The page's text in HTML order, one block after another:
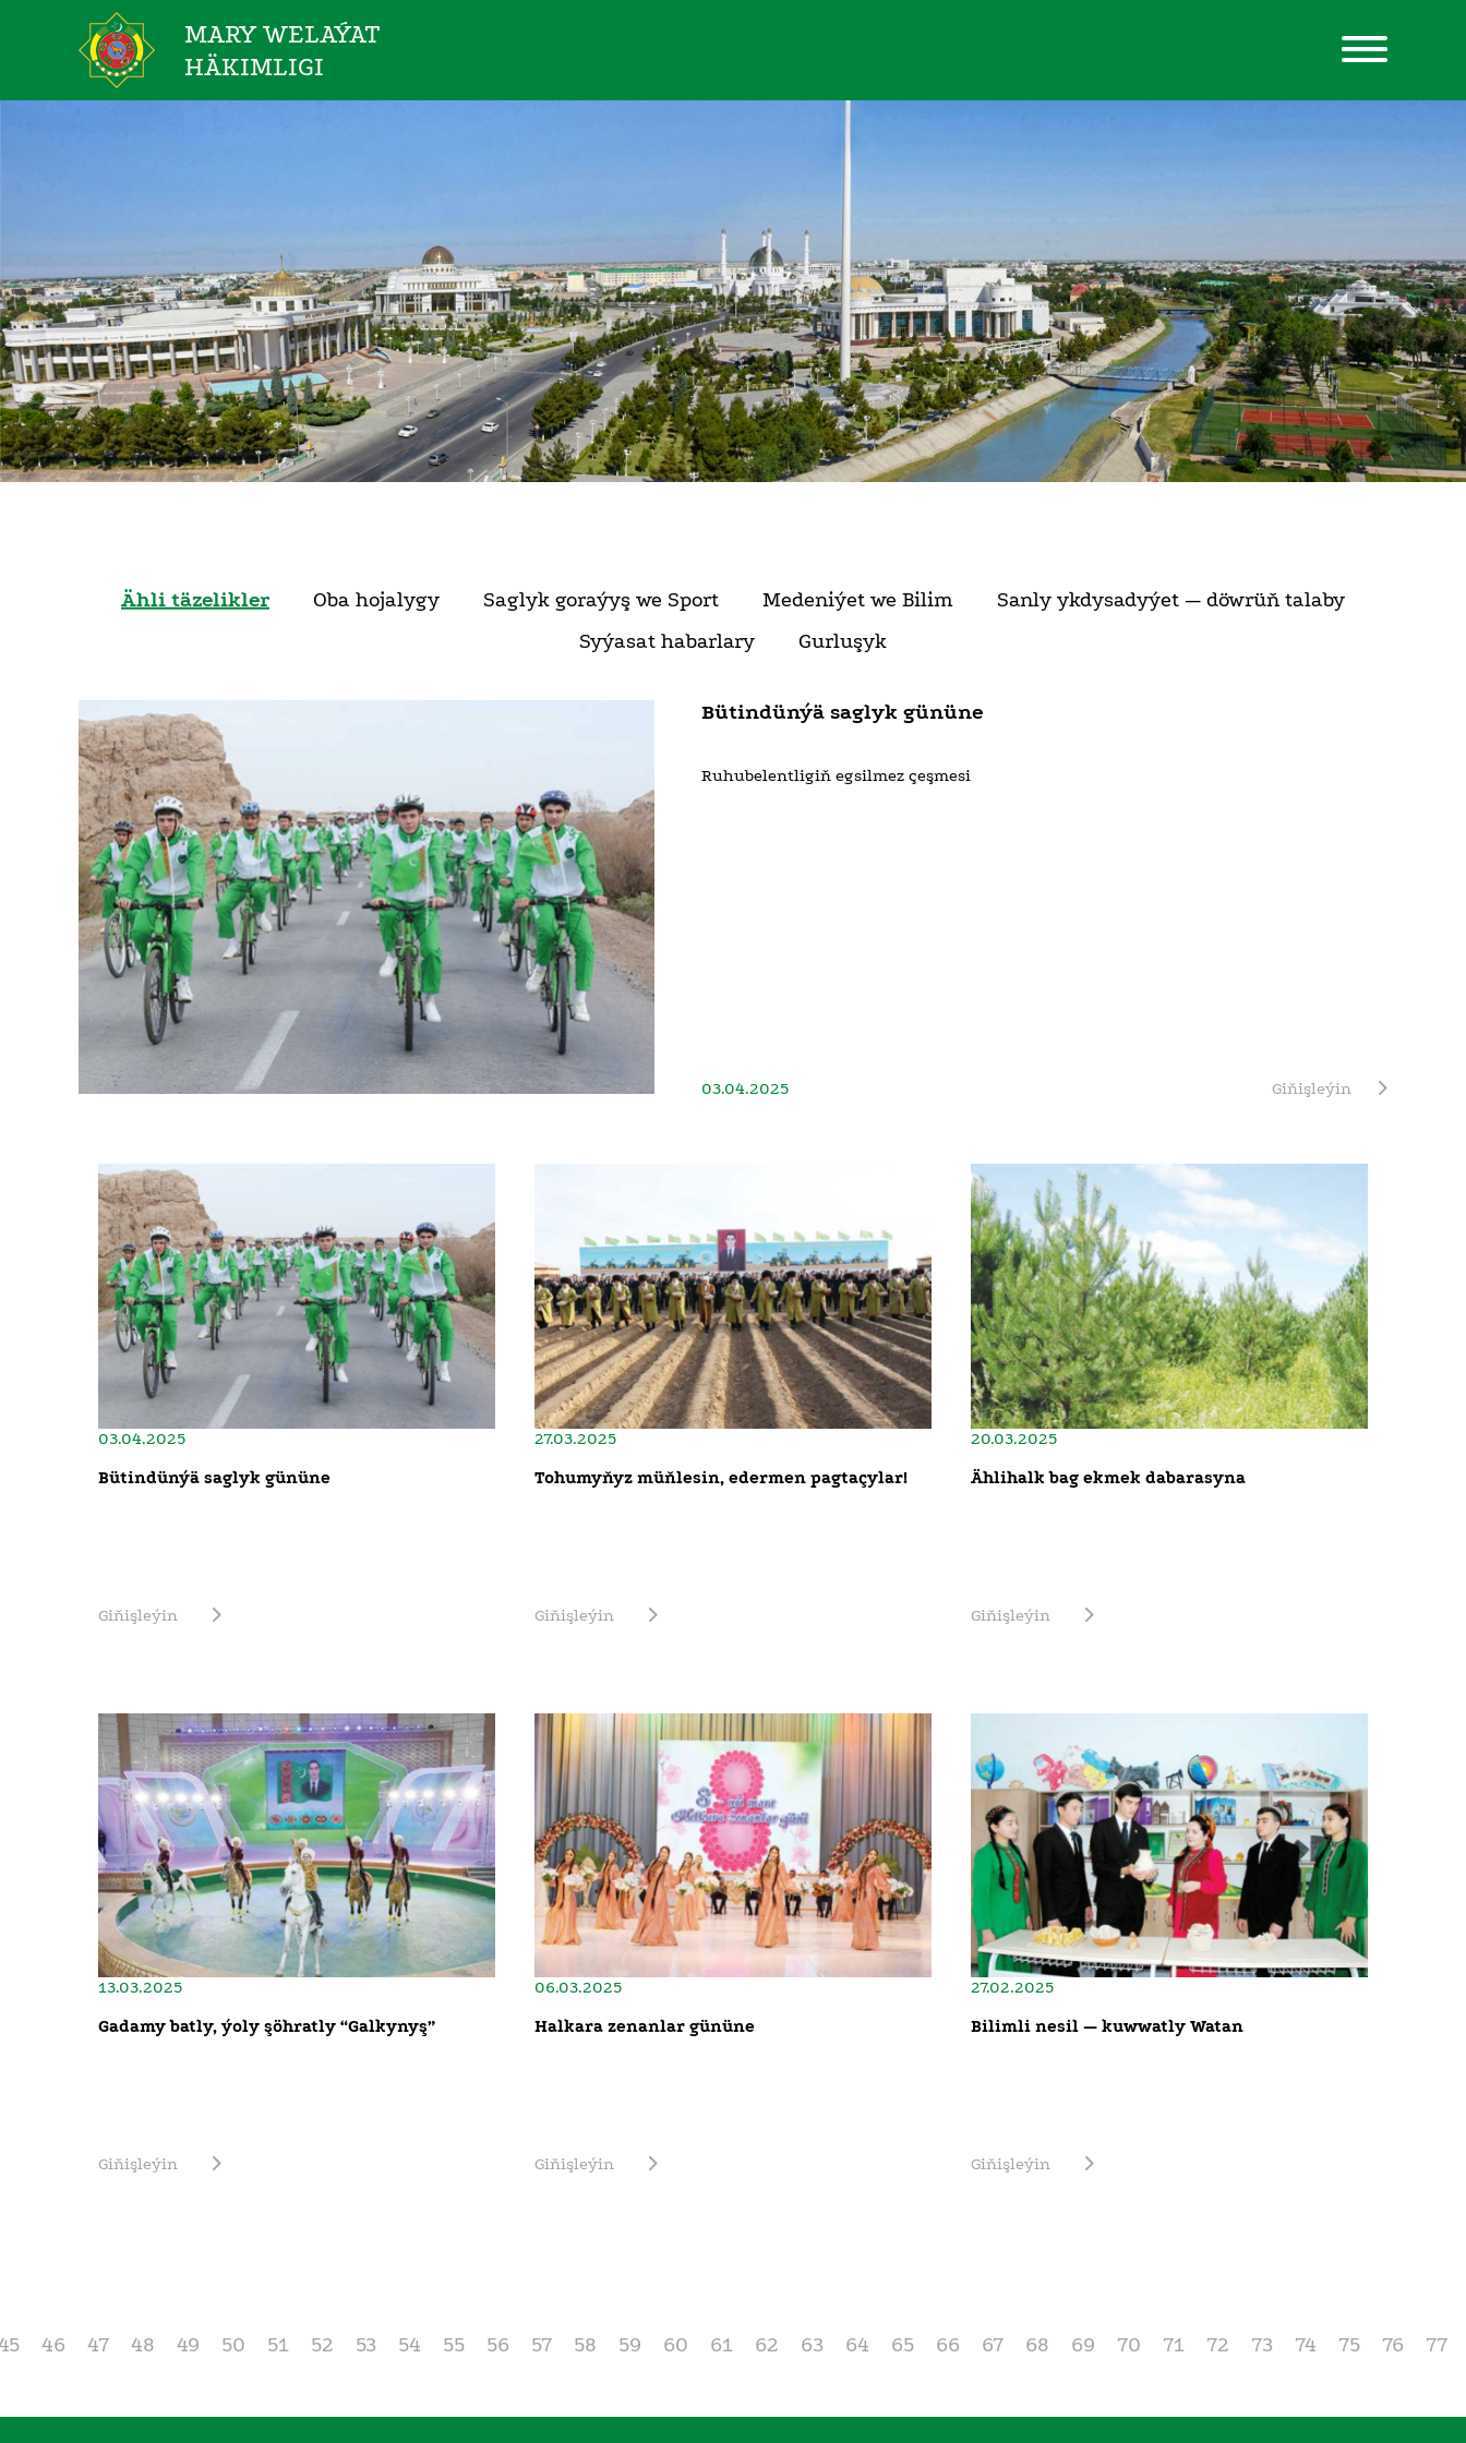
MARY WELAÝAT
HÄKIMLIGI
Ähli täzelikler Oba hojalygy Saglyk goraýyş we Sport Medeniýet we Bilim
Sanly ykdysadyýet — döwrüň talaby
Syýasat habarlary
Gurluşyk
Bütindünýä saglyk gününe
Ruhubelentligiň egsilmez çeşmesi
03.04.2025 Giňişleýin
03.04.2025
Bütindünýä saglyk gününe
Giňişleýin
27.03.2025
Tohumyňyz müňlesin, edermen pagtaçylar!
Giňişleýin
20.03.2025
Ählihalk bag ekmek dabarasyna
Giňişleýin
13.03.2025
Gadamy batly, ýoly şöhratly “Galkynyş”
Giňişleýin
06.03.2025
Halkara zenanlar gününe
Giňişleýin
27.02.2025
Bilimli nesil — kuwwatly Watan
Giňişleýin
46 47 48 49 50 51 52 53 54 55 56 57 58 59 60 61 62 63 64 65 66 67 68 69 70 71 72 73 74 75 76 77